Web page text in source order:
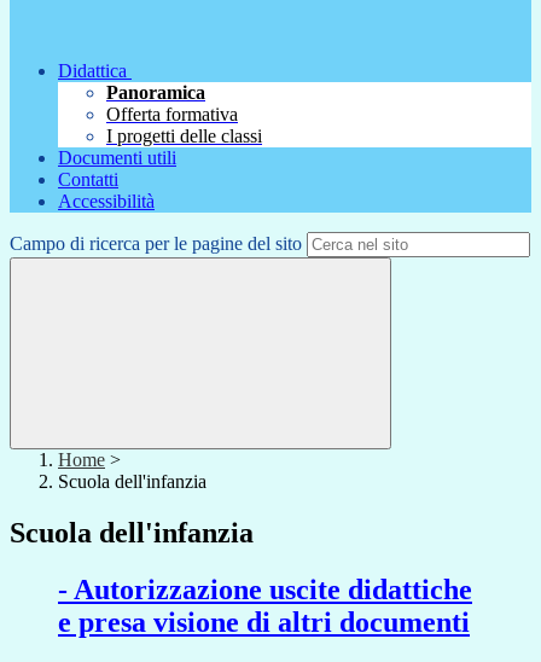
Didattica
Panoramica
Offerta formativa
I progetti delle classi
Documenti utili
Contatti
Accessibilità
Campo di ricerca per le pagine del sito
Home >
Scuola dell'infanzia
Scuola dell'infanzia
- Autorizzazione uscite didattiche
e presa visione di altri documenti